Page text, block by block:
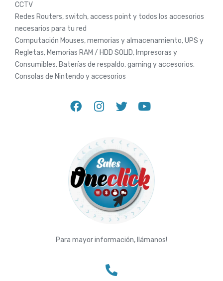
CCTV
Redes Routers, switch, access point y todos los accesorios
necesarios para tu red
Computación Mouses, memorias y almacenamiento, UPS y
Regletas, Memorias RAM / HDD SOLID, Impresoras y
Consumibles, Baterías de respaldo, gaming y accesorios.
Consolas de Nintendo y accesorios
Para mayor información, llámanos!